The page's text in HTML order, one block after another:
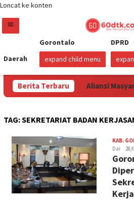
Loncat ke konten
Daerah
Gorontalo
expand child menu
DPRD
Berita Terbaru
Punya Solusi? Aliansi
TAG:SEKRETARIAT BADAN
KAB.
Dai
28/